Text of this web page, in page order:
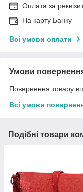
Оплата за
На карту Банку
Всі умови оплати
Умови
Повернення товару
Всі умови
Подібні товари